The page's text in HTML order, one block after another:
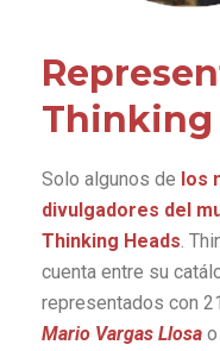
Thinking
Solo algunos de los
divulgadores del
Thinking Heads .
cuenta entre su
representados con
Mario Vargas Llosa o